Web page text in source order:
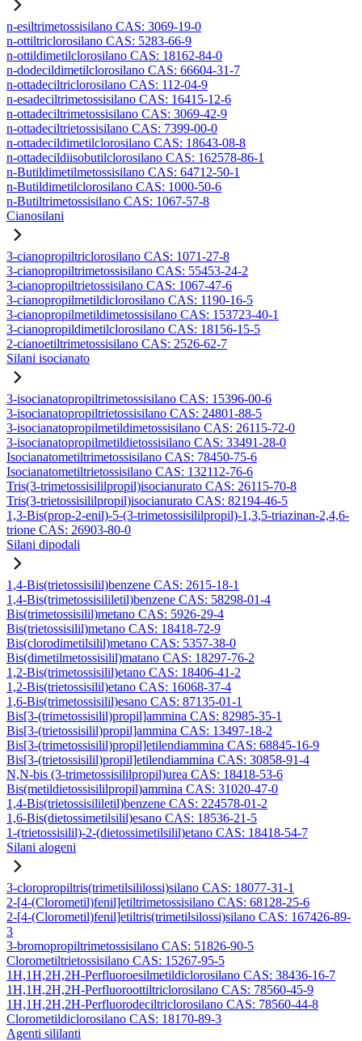
n-esiltrimetossisilano CAS: 3069-19-0
n-ottiltriclorosilano CAS: 5283-66-9
n-ottildimetilclorosilano CAS: 18162-84-0
n-dodecildimetilclorosilano CAS: 66604-31-7
n-ottadeciltriclorosilano CAS: 112-04-9
n-esadeciltrimetossisilano CAS: 16415-12-6
n-ottadeciltrimetossisilano CAS: 3069-42-9
n-ottadeciltrietossisilano CAS: 7399-00-0
n-ottadecildimetilclorosilano CAS: 18643-08-8
n-ottadecildiisobutilclorosilano CAS: 162578-86-1
n-Butildimetilmetossisilano CAS: 64712-50-1
n-Butildimetilclorosilano CAS: 1000-50-6
n-Butiltrimetossisilano CAS: 1067-57-8
Cianosilani
3-cianopropiltriclorosilano CAS: 1071-27-8
3-cianopropiltrimetossisilano CAS: 55453-24-2
3-cianopropiltrietossisilano CAS: 1067-47-6
3-cianopropilmetildiclorosilano CAS: 1190-16-5
3-cianopropilmetildimetossisilano CAS: 153723-40-1
3-cianopropildimetilclorosilano CAS: 18156-15-5
2-cianoetiltrimetossisilano CAS: 2526-62-7
Silani isocianato
3-isocianatopropiltrimetossisilano CAS: 15396-00-6
3-isocianatopropiltrietossisilano CAS: 24801-88-5
3-isocianatopropilmetildimetossisilano CAS: 26115-72-0
3-isocianatopropilmetildietossisilano CAS: 33491-28-0
Isocianatometiltrimetossisilano CAS: 78450-75-6
Isocianatometiltrietossisilano CAS: 132112-76-6
Tris(3-trimetossisililpropil)isocianurato CAS: 26115-70-8
Tris(3-trietossisililpropil)isocianurato CAS: 82194-46-5
1,3-Bis(prop-2-enil)-5-(3-trimetossisililpropil)-1,3,5-triazinan-2,4,6-
trione CAS: 26903-80-0
Silani dipodali
1,4-Bis(trietossisilil)benzene CAS: 2615-18-1
1,4-Bis(trimetossisililetil)benzene CAS: 58298-01-4
Bis(trimetossisilil)metano CAS: 5926-29-4
Bis(trietossisilil)metano CAS: 18418-72-9
Bis(clorodimetilsilil)metano CAS: 5357-38-0
Bis(dimetilmetossisilil)matano CAS: 18297-76-2
1,2-Bis(trimetossisilil)etano CAS: 18406-41-2
1,2-Bis(trietossisilil)etano CAS: 16068-37-4
1,6-Bis(trimetossisilil)esano CAS: 87135-01-1
Bis[3-(trimetossisilil)propil]ammina CAS: 82985-35-1
Bis[3-(trietossisilil)propil]ammina CAS: 13497-18-2
Bis[3-(trimetossisilil)propil]etilendiammina CAS: 68845-16-9
Bis[3-(trietossisilil)propil]etilendiammina CAS: 30858-91-4
N,N-bis (3-trimetossisililpropil)urea CAS: 18418-53-6
Bis(metildietossisililpropil)ammina CAS: 31020-47-0
1,4-Bis(trietossisililetil)benzene CAS: 224578-01-2
1,6-Bis(dietossimetilsilil)esano CAS: 18536-21-5
1-(trietossisilil)-2-(dietossimetilsilil)etano CAS: 18418-54-7
Silani alogeni
3-cloropropiltris(trimetilsililossi)silano CAS: 18077-31-1
2-[4-(Clorometil)fenil]etiltrimetossisilano CAS: 68128-25-6
2-[4-(Clorometil)fenil]etiltris(trimetilsilossi)silano CAS: 167426-89-
3
3-bromopropiltrimetossisilano CAS: 51826-90-5
Clorometiltrietossisilano CAS: 15267-95-5
1H,1H,2H,2H-Perfluoroesilmetildiclorosilano CAS: 38436-16-7
1H,1H,2H,2H-Perfluoroottiltriclorosilano CAS: 78560-45-9
1H,1H,2H,2H-Perfluorodeciltriclorosilano CAS: 78560-44-8
Clorometildiclorosilano CAS: 18170-89-3
Agenti sililanti